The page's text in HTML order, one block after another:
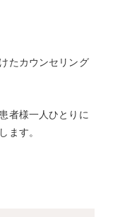
たカウンセリング
者様一人ひとりに
ます。